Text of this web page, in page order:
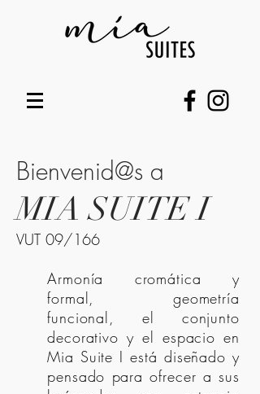
Bienvenid@s a
MIA SUITE I
VUT 09/166
Armonía cromática y
formal, geometría
funcional, el conjunto
decorativo y el espacio en
Mia Suite I está diseñado y
pensado para ofrecer a sus